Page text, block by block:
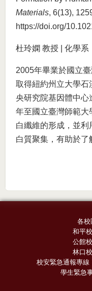
Materials, 6(13),
https://doi.org/
杜玲嫻 教授 | 化學系
2005年畢業於國立
取得紐約州立大學石
央研究院基因體中
年至國立臺灣師範大
白纖維的形成，並
白質聚集，有助於了
各校
和平
公館
林口
校安緊急通報專線
學生緊急